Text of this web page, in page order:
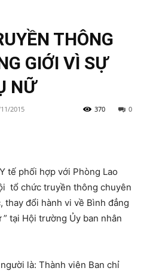
THÔNG
GIỚI VÌ SỰ
NỮ
2015 0
370
tế phối hợp với Phòng Lao
tổ chức truyền thông chuyên
thay đổi hành vi về Bình đẳng
tại Hội trường Ủy ban nhân
là: Thành viên Ban chỉ